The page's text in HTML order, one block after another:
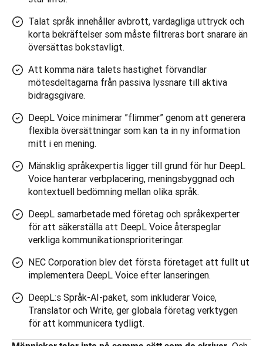
Talat språk innehåller avbrott, vardagliga uttryck och
korta bekräftelser som måste filtreras bort snarare än
översättas bokstavligt.
Att komma nära talets hastighet förvandlar
mötesdeltagarna från passiva lyssnare till aktiva
bidragsgivare.
DeepL Voice minimerar ”flimmer” genom att generera
flexibla översättningar som kan ta in ny information
mitt i en mening.
Mänsklig språkexpertis ligger till grund för hur DeepL
Voice hanterar verbplacering, meningsbyggnad och
kontextuell bedömning mellan olika språk.
DeepL samarbetade med företag och språkexperter
för att säkerställa att DeepL Voice återspeglar
verkliga kommunikationsprioriteringar.
NEC Corporation blev det första företaget att fullt ut
implementera DeepL Voice efter lanseringen.
DeepL:s Språk-AI-paket, som inkluderar Voice,
Translator och Write, ger globala företag verktygen
för att kommunicera tydligt.